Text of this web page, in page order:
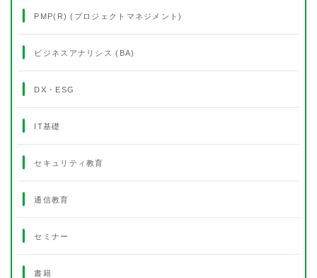
PMP(R) (プロジェクトマネジメント)
ビジネスアナリシス (BA)
DX・ESG
IT基礎
セキュリティ教育
通信教育
セミナー
書籍